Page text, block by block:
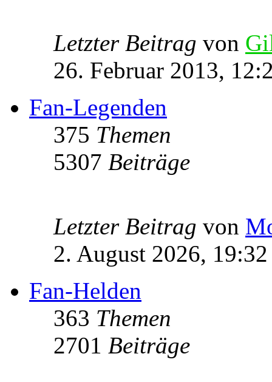
Letzter Beitrag von
26. Februar 2013,
Fan-Legenden
375 Themen
5307 Beiträge
Letzter Beitrag von
2. August 2026, 19:32
Fan-Helden
363 Themen
2701 Beiträge